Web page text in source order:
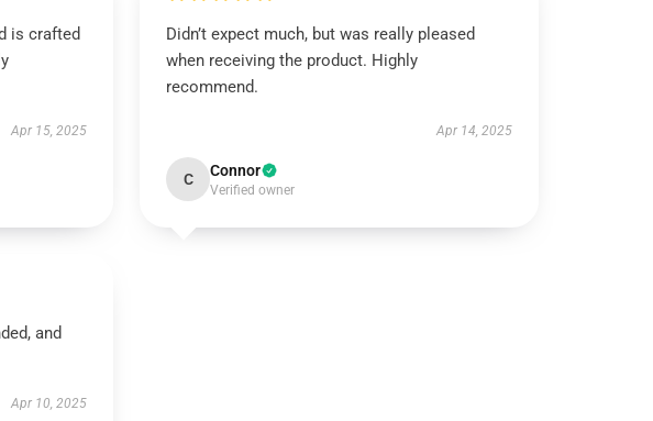
is crafted
Apr 15, 2025
Didn’t expect much, but was really pleased
when receiving the product. Highly
recommend.
Apr 14, 2025
C Connor
Verified owner
and
Apr 10, 2025